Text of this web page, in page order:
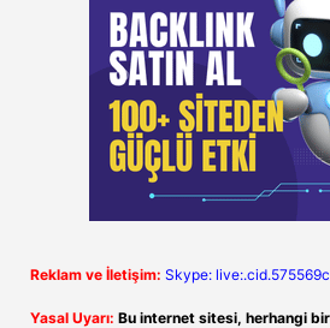
Reklam ve İletişim: Skype:
Yasal Uyarı: Bu internet sitesi, herhangi